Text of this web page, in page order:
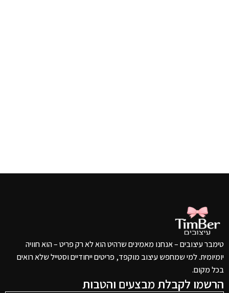
טימבר עיצובים – אנחנו מאמינים שרהיט הוא לא רק פריט – הוא חוויה
יומיומית. למי שמחפש עיצוב מוקפד, פריטים ייחודיים וסטייל שלא רואים
בכל מקום.
הרשמו לקבלת מבצעים והטבות